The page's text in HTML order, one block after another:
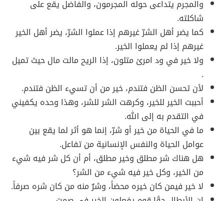
والمجرم يتداعى حوله المجرمون، والفاضل يقع على
شاكلته.
كما يضر أهل الشرّ غيرهم إذا عملوا الشرّ، يضر أهل الخير
غيرهم إذا لم يعملوا الخير.
ولا خير في ود امرئ متلون، إذا الريح مالت مال حيث تميل
‏.
لأن تحسن الظن فتندم، خير من أن تسيء الظن فتندم.
أحببت الخير للخير، وكرهت الشر للشر، وهذا وحده يكفيني
في التقدم به إلى الله.
ما في الحياة من خير أو شرّ، إنما هو أثر لما يقع بين
عوامل الحياة والنفس الإنسانية من تفاعل.
هل هناك شر مطلق وخير مطلق، أم أن كل شر فيه شيء
من الخير، وكل خير فيه شيء من الشر؟
لا خير فيمن كان خيره محضاً، وشرٌ منه من كان شره صرفاً.